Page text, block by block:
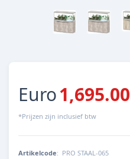
Euro1,695.00
*Prijzen zijn inclusief btw
Artikelcode: PRO STAAL-065